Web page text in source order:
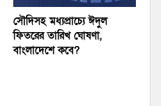
সৌদিসহ মধ্যপ্রাচ্যে ঈদুল
ফিতরের তারিখ ঘোষণা,
বাংলাদেশে কবে?